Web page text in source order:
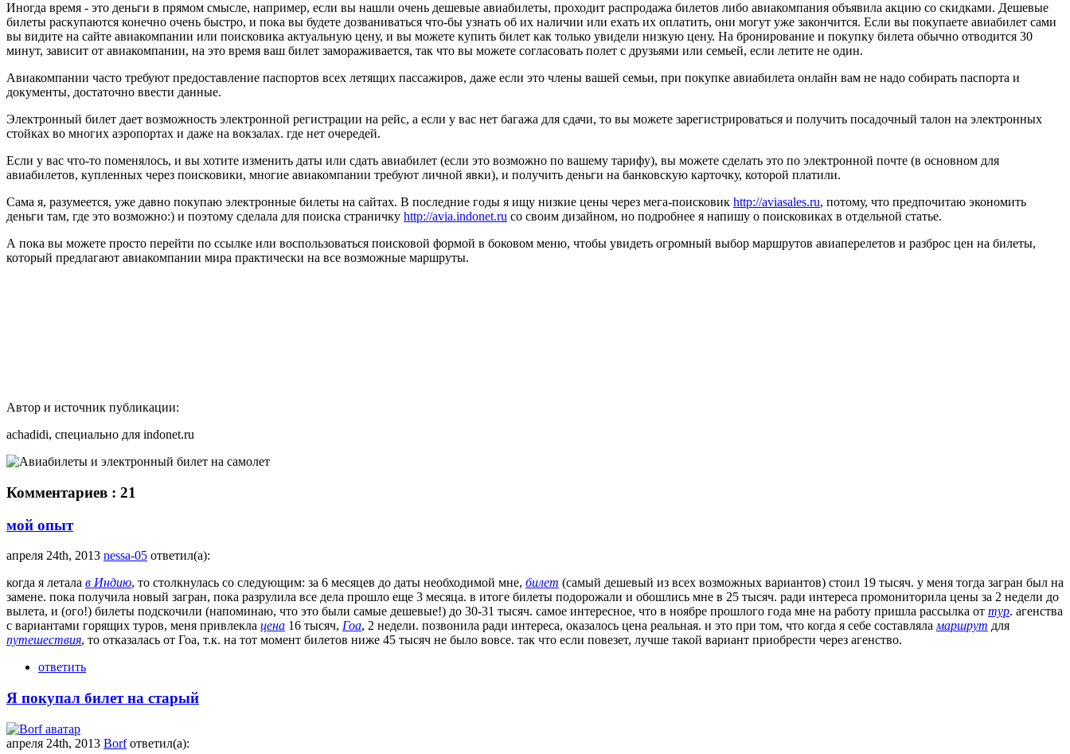
Иногда время - это деньги в прямом смысле, например, если вы нашли очень дешевые авиабилеты, проходит распродажа билетов либо авиакомпания объявила акцию со скидками. Дешевые
билеты раскупаются конечно очень быстро, и пока вы будете дозваниваться что-бы узнать об их наличии или ехать их оплатить, они могут уже закончится. Если вы покупаете авиабилет сами
вы видите на сайте авиакомпании или поисковика актуальную цену, и вы можете купить билет как только увидели низкую цену. На бронирование и покупку билета обычно отводится 30
минут, зависит от авиакомпании, на это время ваш билет замораживается, так что вы можете согласовать полет с друзьями или семьей, если летите не один.
Авиакомпании часто требуют предоставление паспортов всех летящих пассажиров, даже если это члены вашей семьи, при покупке авиабилета онлайн вам не надо собирать паспорта и
документы, достаточно ввести данные.
Электронный билет дает возможность электронной регистрации на рейс, а если у вас нет багажа для сдачи, то вы можете зарегистрироваться и получить посадочный талон на электронных
стойках во многих аэропортах и даже на вокзалах. где нет очередей.
Если у вас что-то поменялось, и вы хотите изменить даты или сдать авиабилет (если это возможно по вашему тарифу), вы можете сделать это по электронной почте (в основном для
авиабилетов, купленных через поисковики, многие авиакомпании требуют личной явки), и получить деньги на банковскую карточку, которой платили.
Сама я, разумеется, уже давно покупаю электронные билеты на сайтах. В последние годы я ищу низкие цены через мега-поисковик http://aviasales.ru, потому, что предпочитаю экономить
деньги там, где это возможно:) и поэтому сделала для поиска страничку http://avia.indonet.ru со своим дизайном, но подробнее я напишу о поисковиках в отдельной статье.
А пока вы можете просто перейти по ссылке или воспользоваться поисковой формой в боковом меню, чтобы увидеть огромный выбор маршрутов авиаперелетов и разброс цен на билеты,
который предлагают авиакомпании мира практически на все возможные маршруты.
Автор и источник публикации:
achadidi, специально для indonet.ru
Комментариев : 21
мой опыт
апреля 24th, 2013 nessa-05 ответил(а):
когда я летала в Индию, то столкнулась со следующим: за 6 месяцев до даты необходимой мне, билет (самый дешевый из всех возможных вариантов) стоил 19 тысяч. у меня тогда загран был на
замене. пока получила новый загран, пока разрулила все дела прошло еще 3 месяца. в итоге билеты подорожали и обошлись мне в 25 тысяч. ради интереса промониторила цены за 2 недели до
вылета, и (ого!) билеты подскочили (напоминаю, что это были самые дешевые!) до 30-31 тысяч. самое интересное, что в ноябре прошлого года мне на работу пришла рассылка от тур. агенства
с вариантами горящих туров, меня привлекла цена 16 тысяч, Гоа, 2 недели. позвонила ради интереса, оказалось цена реальная. и это при том, что когда я себе составляла маршрут для
путешествия, то отказалась от Гоа, т.к. на тот момент билетов ниже 45 тысяч не было вовсе. так что если повезет, лучше такой вариант приобрести через агенство.
ответить
Я покупал билет на старый
апреля 24th, 2013 Borfответил(а):